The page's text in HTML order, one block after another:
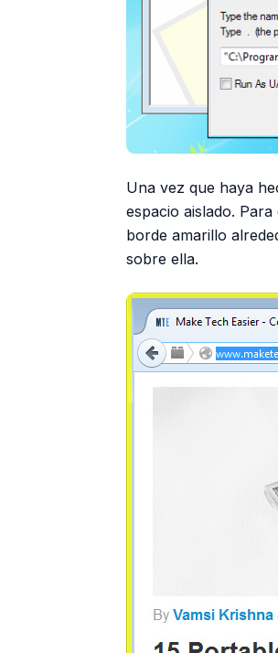
Una vez que haya
espacio aislado.
borde amarillo
sobre ella.